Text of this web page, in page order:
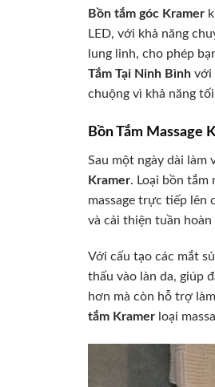
Bồn tắm góc Kramer
LED, với khả năng
lung linh, cho phép
Tắm Tại Ninh Bình với
chuộng vì khả năng
Bồn Tắm Massage
Sau một ngày dài
Kramer. Loại bồn tắm
massage trực tiếp lên
và cải thiện tuần hoàn
Với cấu tạo các mắt
thấu vào làn da, giúp
hơn mà còn hỗ trợ
tắm Kramer loại